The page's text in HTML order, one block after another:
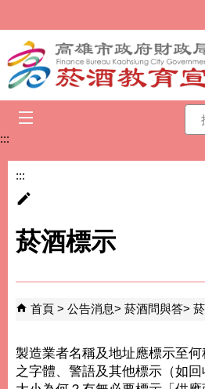
:::
:::
菸酒標示
首頁 公告消息 菸酒問與答
製造業者名稱及地址應標示至
之字體、警語及其他標示（如